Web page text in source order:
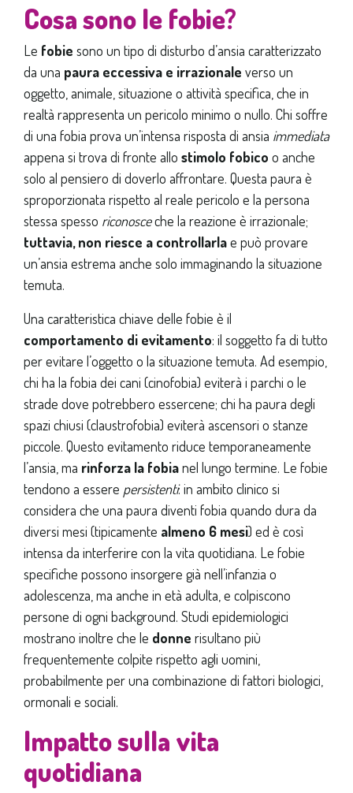
Cosa sono le fobie?
Le fobie sono un tipo di disturbo d’ansia caratterizzato
da una paura eccessiva e irrazionale verso un
oggetto, animale, situazione o attività specifica, che in
realtà rappresenta un pericolo minimo o nullo. Chi soffre
di una fobia prova un’intensa risposta di ansia immediata
appena si trova di fronte allo stimolo fobico o anche
solo al pensiero di doverlo affrontare. Questa paura è
sproporzionata rispetto al reale pericolo e la persona
stessa spesso riconosceche la reazione è irrazionale;
tuttavia, non riesce a controllarlae può provare
un’ansia estrema anche solo immaginando la situazione
temuta.
Una caratteristica chiave delle fobie è il
comportamento di evitamento: il soggetto fa di tutto
per evitare l’oggetto o la situazione temuta. Ad esempio,
chi ha la fobia dei cani (cinofobia) eviterà i parchi o le
strade dove potrebbero essercene; chi ha paura degli
spazi chiusi (claustrofobia) eviterà ascensori o stanze
piccole. Questo evitamento riduce temporaneamente
l’ansia, ma rinforza la fobianel lungo termine. Le fobie
tendono a essere persistenti: in ambito clinico si
considera che una paura diventi fobia quando dura da
diversi mesi (tipicamente almeno 6 mesi) ed è così
intensa da interferire con la vita quotidiana. Le fobie
specifiche possono insorgere già nell’infanzia o
adolescenza, ma anche in età adulta, e colpiscono
persone di ogni background. Studi epidemiologici
mostrano inoltre che le donne risultano più
frequentemente colpite rispetto agli uomini,
probabilmente per una combinazione di fattori biologici,
ormonali e sociali.
Impatto sulla vita
quotidiana